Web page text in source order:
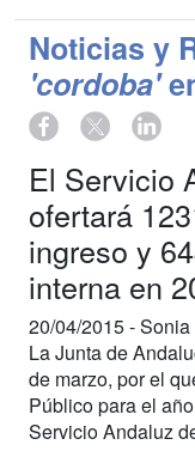
Noticias y
'cordoba'
El Servicio
ofertará
ingreso y
interna en
20/04/2015 -Sonia
La Junta de
de marzo, por el
Público para el
Servicio Andaluz